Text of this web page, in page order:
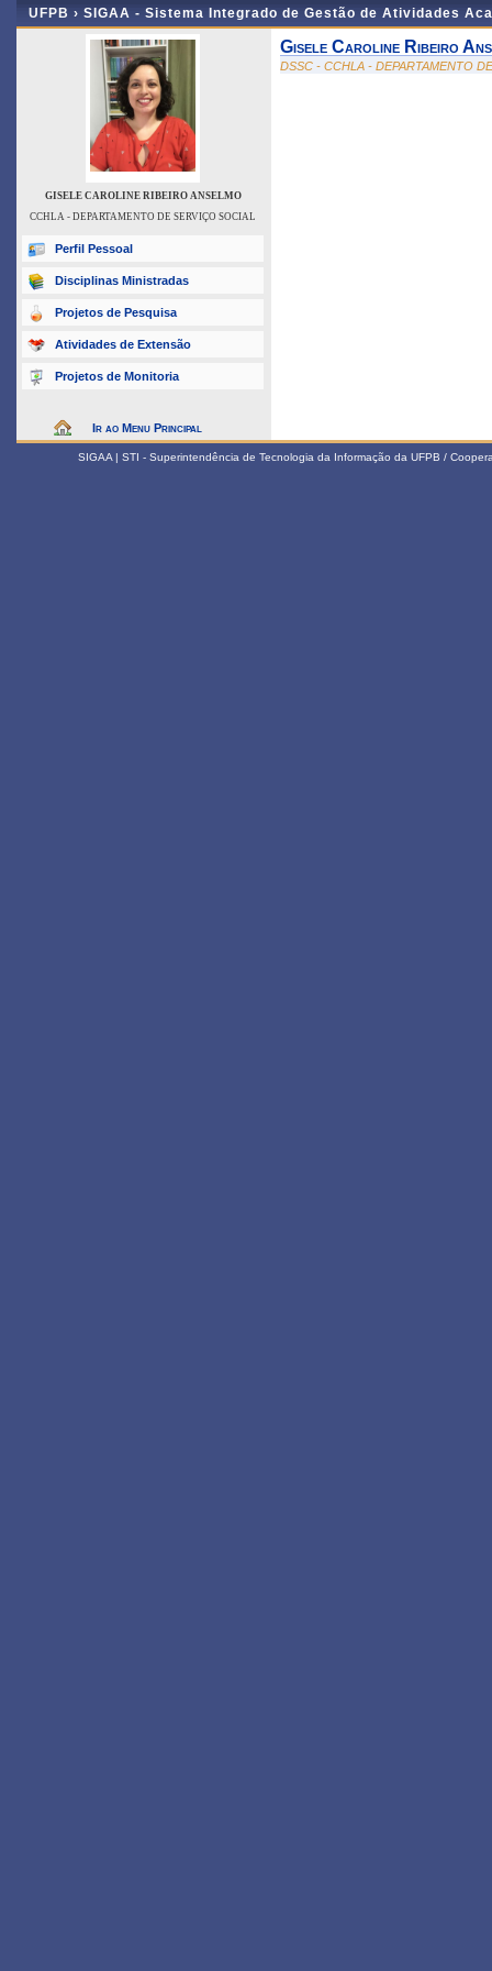
UFPB › SIGAA - Sistema Integrado de Gestão de Atividades
GISELE CAROLINE RIBEIRO ANSELMO
CCHLA - DEPARTAMENTO DE SERVIÇO SOCIAL
Perfil Pessoal
Disciplinas Ministradas
Projetos de Pesquisa
Atividades de Extensão
Projetos de Monitoria
Ir ao Menu Principal
Gisele Caroline Ribeiro
DSSC - CCHLA - DEPARTAMENTO
SIGAA | STI - Superintendência de Tecnologia da Informação da UFPB /